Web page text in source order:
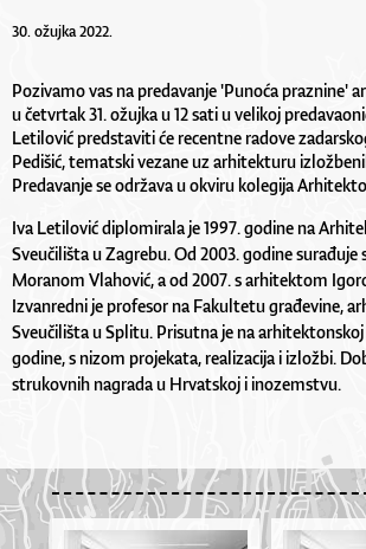
30. ožujka 2022.
Pozivamo vas na predavanje 'Punoća praznine'
u četvrtak 31. ožujka u 12 sati u velikoj
Letilović predstaviti će recentne radove
Pedišić, tematski vezane uz arhitekturu
Predavanje se održava u okviru kolegija
Iva Letilović diplomirala je 1997. godine na
Sveučilišta u Zagrebu. Od 2003. godine
Moranom Vlahović, a od 2007. s arhitektom
Izvanredni je profesor na Fakultetu građevine,
Sveučilišta u Splitu. Prisutna je na arhitektonskoj
godine, s nizom projekata, realizacija i izložbi.
strukovnih nagrada u Hrvatskoj i inozemstvu.